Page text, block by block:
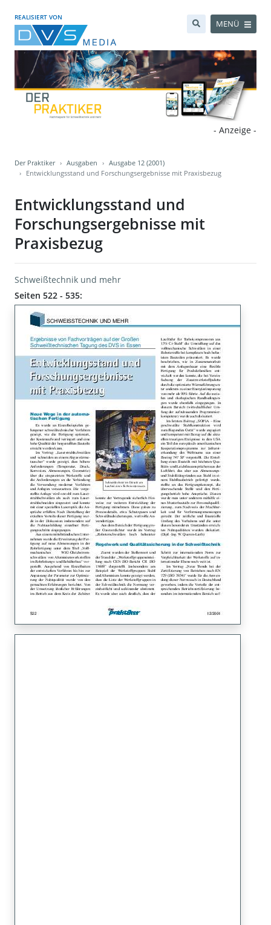
REALISIERT VON
MENÜ
- Anzeige -
Der Praktiker Ausgaben
Ausgabe 12 (2001)
Entwicklungsstand und Forschungsergebnisse mit Praxisbezug
Entwicklungsstand und
Forschungsergebnisse mit
Praxisbezug
Schweißtechnik und mehr
Seiten 522 - 535: